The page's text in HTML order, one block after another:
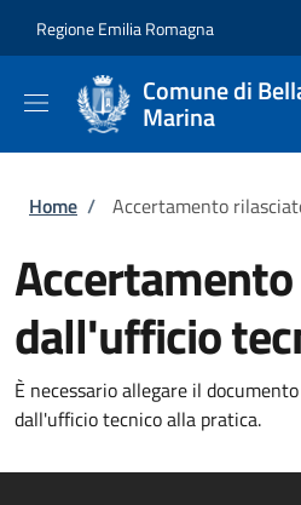
Regione Emilia Romagna
Comune di
Marina
Briciole di pane
Home / Accertamento
dall'ufficio
È necessario allegare il
dall'ufficio tecnico alla pratica.